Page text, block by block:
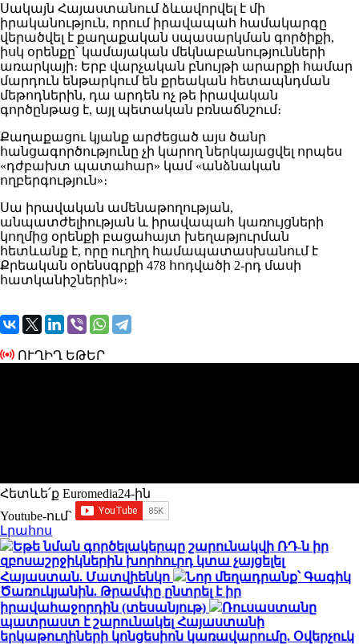
Սակայն Հայաստանում ձևավորվել է մի
իրականություն, որում իրավապահ համակարգը
վերածվել է քաղաքական սպասարկման գործիքի,
իսկ օրենքը՝ կամայական մեկնաբանությունների
առարկայի։ Երբ վարչական բնույթի արարքի համար
մարդուն ենթարկում են քրեական հետապնդման
մեթոդներին, դա արդեն ոչ թե իրավական
գործընթաց է, այլ պետական բռնաճնշում։
Քաղաքացու կյանք արժեցած այս ծանր
հանցագործությունը չի կարող ներկայացվել որպես
«դժբախտ պատահար» կամ «անձնական
ողբերգություն»։
Սա իրավական ամենաթողության,
անպատժելիության և իրավապահ կառույցների
կողմից օրենքի բացահայտ խեղաթյուրման
հետևանք է, որը ուղիղ համապատասխանում է
Քրեական օրենսգրքի 478 հոդվածի 2-րդ մասի
հատկանիշներին»։
ՈՒՂԻՂ ԵԹԵՐ
Հետևե՛ք Euromedia24-ին
Youtube-ում`
Լրահոս
Եթե նման գործելակերպը շարունակվի ՌԴ-ն իր
զբոսաշրջիկներին խորհուրդ կտա չայցելել
Հայաստան. Մատվիենկո
Նոր մեղադրանք՝ Գագիկ
Ծառուկյանին. Թրամփը ընտրել է իր
իրավահաջորդին (տեսանյութ)
Ռուսաստանը
պատրաստ է շարունակել Հայաստանի
երկաթուղիների կոնցեսիոն կառավարումը. Օվերչուկ